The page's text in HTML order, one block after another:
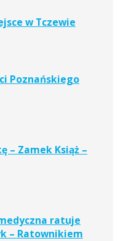
w Tczewie
Poznańskiego
– Zamek Książ –
ratuje
– Ratownikiem